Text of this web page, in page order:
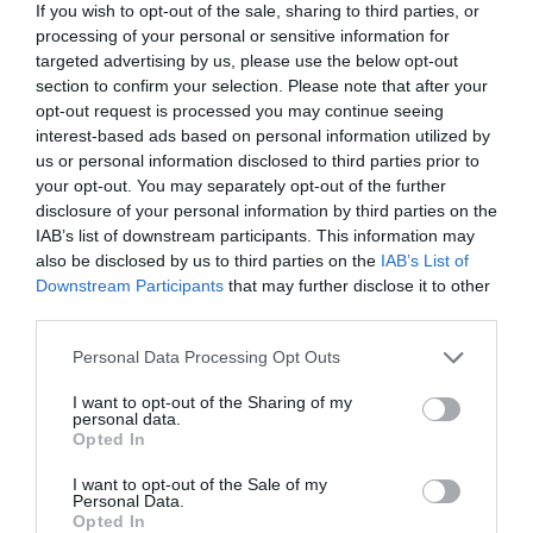
If you wish to opt-out of the sale, sharing to third parties, or
processing of your personal or sensitive information for
targeted advertising by us, please use the below opt-out
section to confirm your selection. Please note that after your
opt-out request is processed you may continue seeing
interest-based ads based on personal information utilized by
us or personal information disclosed to third parties prior to
your opt-out. You may separately opt-out of the further
disclosure of your personal information by third parties on the
IAB’s list of downstream participants. This information may
also be disclosed by us to third parties on the IAB’s List of
Downstream Participants that may further disclose it to other
Please note that this website/app uses one or more Google
not limited to your visit or usage behaviour. You may click to
grant or deny consent to Google and its third-party tags to
use your data for below specified purposes in below Google
consent section.
Personal Data Processing Opt Outs
I want to opt-out of the Sharing of my
personal data.
Opted In
I want to opt-out of the Sale of my
Personal Data.
Opted In
λένε οι μετεωρολόγοι
11.03.2026 | 15:19
PRONEWS.GR /ΚΑΙΡΟΣ
Χωρίς βροχές και με ξηρή
ατμόσφαιρα ο καιρός από τα μέσα της